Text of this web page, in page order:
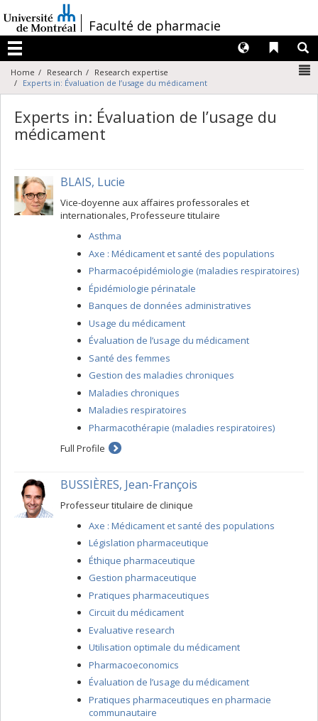
au
contenu
/Faculté de pharmacie
Menu
Liens
Langues
Home Research
Research expertise
Experts in: Évaluation de l’usage du médicament
Experts in: Évaluation de l’usage du
médicament
BLAIS, Lucie
Vice-doyenne aux affaires professorales et
internationales, Professeure titulaire
Asthma
Axe : Médicament et santé des populations
Pharmacoépidémiologie (maladies respiratoires)
Épidémiologie périnatale
Banques de données administratives
Usage du médicament
Évaluation de l’usage du médicament
Santé des femmes
Gestion des maladies chroniques
Maladies chroniques
Maladies respiratoires
Pharmacothérapie (maladies respiratoires)
Full Profile
BUSSIÈRES, Jean-François
Professeur titulaire de clinique
Axe : Médicament et santé des populations
Législation pharmaceutique
Éthique pharmaceutique
Gestion pharmaceutique
Pratiques pharmaceutiques
Circuit du médicament
Evaluative research
Utilisation optimale du médicament
Pharmacoeconomics
Évaluation de l’usage du médicament
Pratiques pharmaceutiques en pharmacie
communautaire